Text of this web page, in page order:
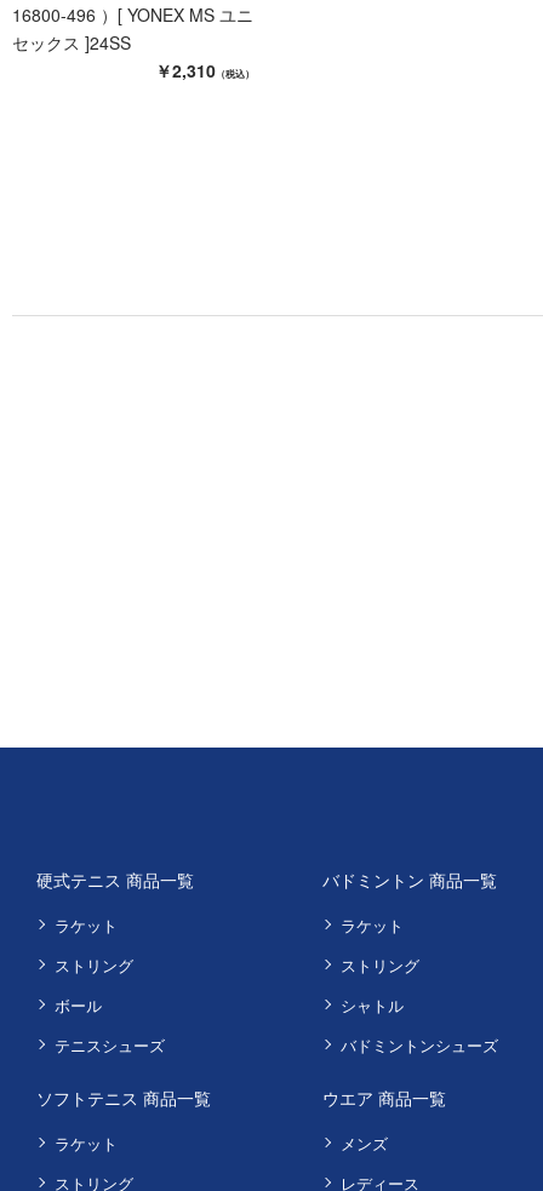
16800-496 ）[ YONEX MS ユニ
セックス ]24SS
￥2,310 （税込）
硬式テニス 商品一覧
ラケット
ストリング
ボール
テニスシューズ
ソフトテニス 商品一覧
ラケット
ストリング
バドミントン 商品一覧
ラケット
ストリング
シャトル
バドミントンシューズ
ウエア 商品一覧
メンズ
レディース